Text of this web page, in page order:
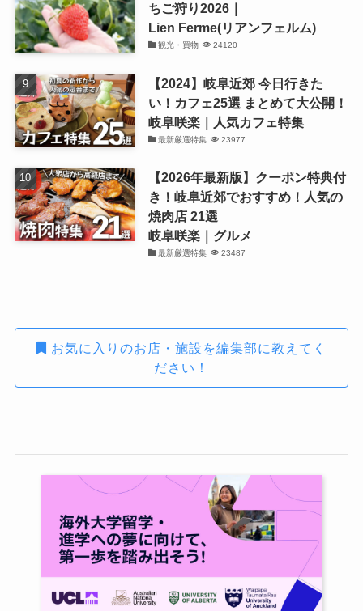
ちご狩り2026｜
Lien Ferme(リアンフェルム)
観光・買物 24120
【2024】岐阜近郊 今日行きた
い！カフェ25選 まとめて大公開！
岐阜咲楽｜人気カフェ特集
最新厳選特集 23977
【2026年最新版】クーポン特典付
き！岐阜近郊でおすすめ！人気の
焼肉店 21選
岐阜咲楽｜グルメ
最新厳選特集 23487
お気に入りのお店・施設を編集部に教えてく
ださい！